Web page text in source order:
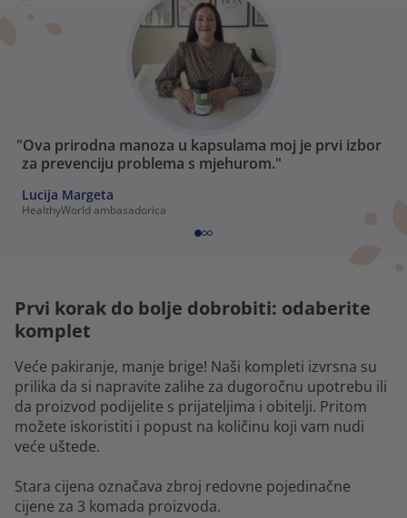
"Ova prirodna manoza u kapsulama moj je prvi izbor
za prevenciju problema s mjehurom."
Lucija Margeta
HealthyWorld ambasadorica
Prvi korak do bolje dobrobiti: odaberite
komplet
Veće pakiranje, manje brige! Naši kompleti izvrsna su
prilika da si napravite zalihe za dugoročnu upotrebu ili
da proizvod podijelite s prijateljima i obitelji. Pritom
možete iskoristiti i popust na količinu koji vam nudi
veće uštede.
Stara cijena označava zbroj redovne pojedinačne
cijene za 3 komada proizvoda.